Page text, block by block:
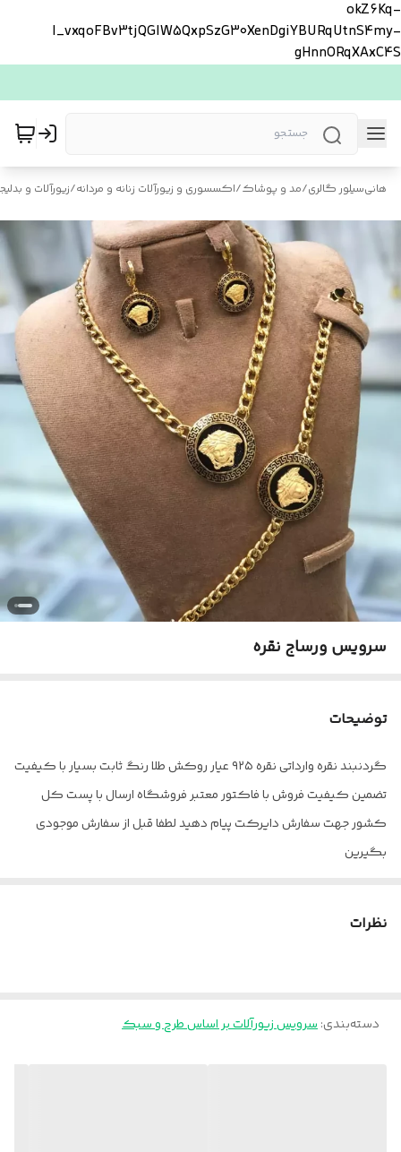
okZ6Kq-
l_vxqoFBv3tjQGlW5QxpSzG30XenDgiYBURqUtnS4my-
gHnnORqXAxC4S
هانی‌سیلور گالری/مد و پوشاک/اکسسوری و زیورآلات زنانه و مردانه/زیورآلات و
سرویس ورساج نقره
توضیحات
گردنبند نقره وارداتی نقره ۹۲۵ عیار روکش طلا رنگ ثابت بسیار با کیفیت
تضمین کیفیت فروش با فاکتور معتبر فروشگاه ارسال با پست کل
کشور جهت سفارش دایرکت پیام دهید لطفا قبل از سفارش موجودی
بگیرین
نظرات
دسته‌بندی:سرویس زیورآلات بر اساس طرح و سبک